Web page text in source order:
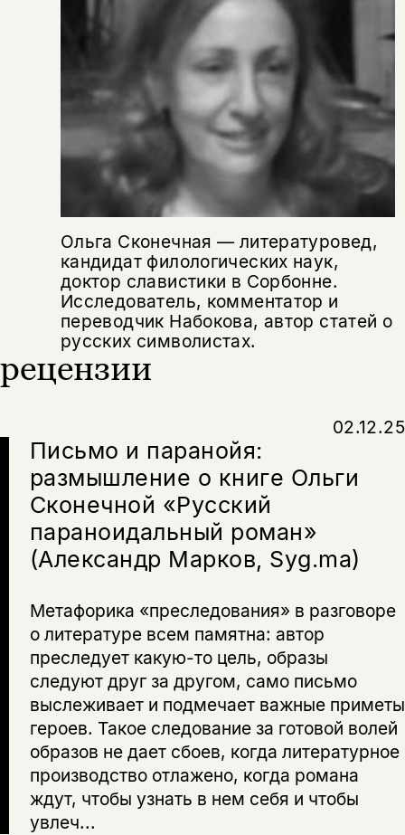
Ольга Сконечная — литературовед,
кандидат филологических наук,
доктор славистики в Сорбонне.
Исследователь, комментатор и
переводчик Набокова, автор статей о
русских символистах.
рецензии
Письмо и паранойя:
размышление о книге Ольги
Сконечной «Русский
параноидальный роман»
(Александр Марков, Syg.ma)
02.12.25
Метафорика «преследования» в разговоре
о литературе всем памятна: автор
преследует какую-то цель, образы
следуют друг за другом, само письмо
выслеживает и подмечает важные приметы
героев. Такое следование за готовой волей
образов не дает сбоев, когда литературное
производство отлажено, когда романа
ждут, чтобы узнать в нем себя и чтобы
увлеч...
Поделиться
Копировать
ссылку
Вконтакте Дзен
Я соглашаюсь с Политикой конфиденциальности
подписаться
Политикой конфиденциальности
подписаться
вам уже исполнилось 18 лет?
да
нет, вернуться назад